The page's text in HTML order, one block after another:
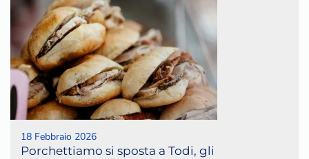
18 Febbraio 2026
Porchettiamo si sposta a Todi, gli